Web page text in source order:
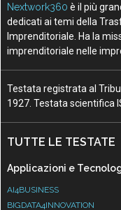
Nextwork360 è il più
dedicati ai temi della
Imprenditoriale. Ha la
imprenditoriale nelle
Testata registrata al
1927. Testata scientifica
TUTTE LE TESTATE
Applicazioni e
AI4BUSINESS
BIGDATA4INNOVATION